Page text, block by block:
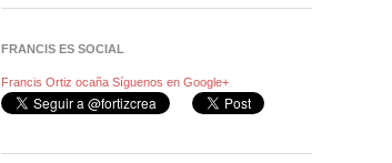
FRANCIS ES SOCIAL
Francis Ortiz ocaña Síguenos en Google+